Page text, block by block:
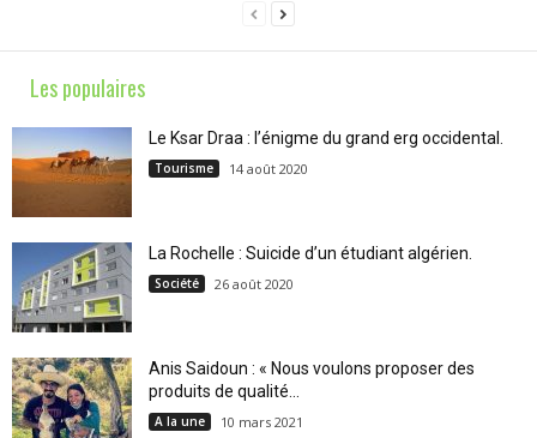
Les populaires
Le Ksar Draa : l’énigme du grand erg occidental.
Tourisme 14 août 2020
La Rochelle : Suicide d’un étudiant algérien.
Société 26 août 2020
Anis Saidoun : « Nous voulons proposer des
produits de qualité...
A la une 10 mars 2021